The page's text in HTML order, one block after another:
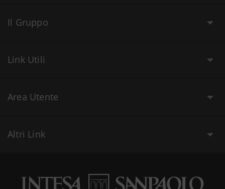
Il Gruppo
Link Utili
Area Utente
Altri Link